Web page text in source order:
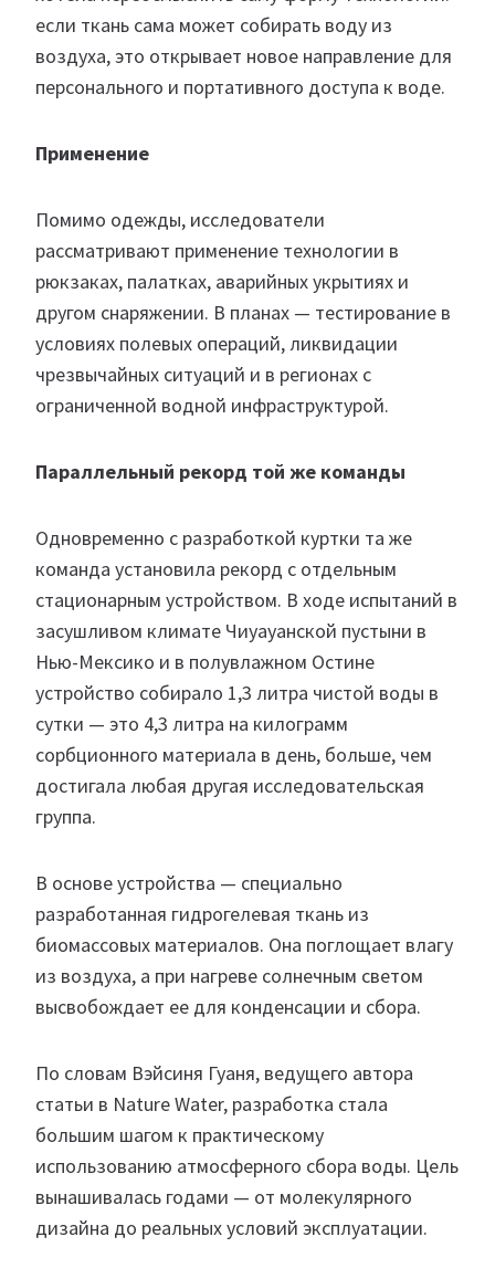
если ткань сама может собирать воду из
воздуха, это открывает новое направление для
персонального и портативного доступа к воде.
Применение
Помимо одежды, исследователи
рассматривают применение технологии в
рюкзаках, палатках, аварийных укрытиях и
другом снаряжении. В планах — тестирование в
условиях полевых операций, ликвидации
чрезвычайных ситуаций и в регионах с
ограниченной водной инфраструктурой.
Параллельный рекорд той же команды
Одновременно с разработкой куртки та же
команда установила рекорд с отдельным
стационарным устройством. В ходе испытаний в
засушливом климате Чиуауанской пустыни в
Нью-Мексико и в полувлажном Остине
устройство собирало 1,3 литра чистой воды в
сутки — это 4,3 литра на килограмм
сорбционного материала в день, больше, чем
достигала любая другая исследовательская
группа.
В основе устройства — специально
разработанная гидрогелевая ткань из
биомассовых материалов. Она поглощает влагу
из воздуха, а при нагреве солнечным светом
высвобождает ее для конденсации и сбора.
По словам Вэйсиня Гуаня, ведущего автора
статьи в Nature Water, разработка стала
большим шагом к практическому
использованию атмосферного сбора воды. Цель
вынашивалась годами — от молекулярного
дизайна до реальных условий эксплуатации.